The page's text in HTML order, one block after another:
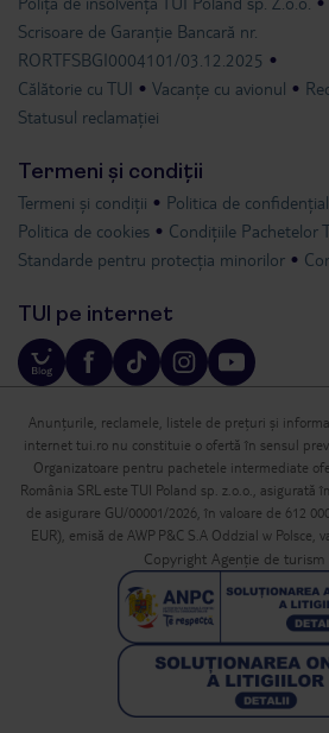
Scrisoare de Garanție Bancară nr.
RORTFSBGI0004101/03.12.2025
Călătorie cu TUI
Vacanțe cu avionul
Statusul reclamației
Termeni și condiții
Termeni și condiții
Politica de
Politica de cookies
Condițiile Pachetelor
Standarde pentru protecția minorilor
TUI pe internet
Anunțurile, reclamele, listele de prețuri și
internet tui.ro nu constituie o ofertă în sensul
Organizatoare pentru pachetele intermediate
România SRL este TUI Poland sp. z.o.o.,
de asigurare GU/00001/2026, în valoare de 612
EUR), emisă de AWP P&C S.A Oddzial w Polsce,
Copyright Agenție de turism